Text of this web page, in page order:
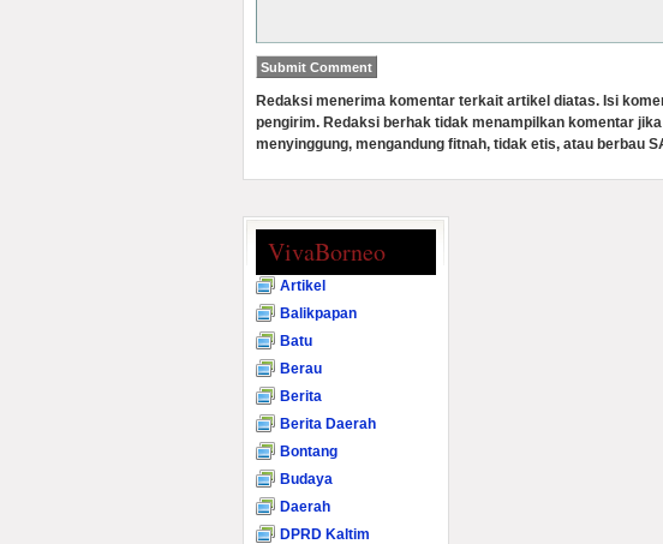
Redaksi menerima komentar terkait artikel diatas. Isi
pengirim. Redaksi berhak tidak menampilkan komentar
menyinggung, mengandung fitnah, tidak etis, atau berbau
VivaBorneo
Artikel
Balikpapan
Batu
Berau
Berita
Berita Daerah
Bontang
Budaya
Daerah
DPRD Kaltim